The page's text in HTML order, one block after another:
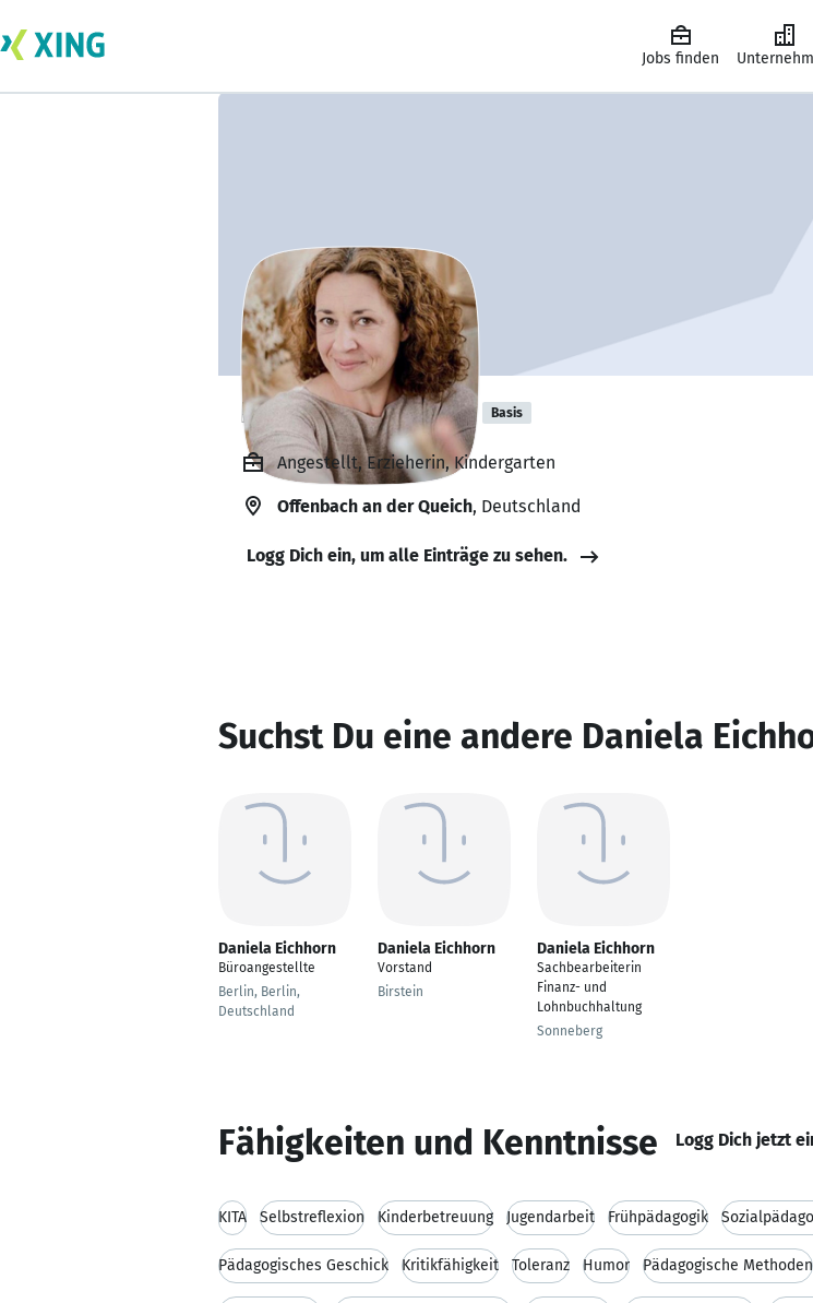
Jobs finden
Daniela Eichhorn Basis
Angestellt, Erzieherin, Kindergarten
Offenbach an der Queich, Deutschland
Logg Dich ein, um alle Einträge zu sehen.
Suchst Du eine andere Daniela
Daniela Eichhorn
Büroangestellte
Berlin, Berlin,
Deutschland
Daniela Eichhorn
Vorstand
Birstein
Daniela Eichhorn
Sachbearbeiterin
Finanz- und
Lohnbuchhaltung
Sonneberg
Fähigkeiten und Kenntnisse Logg Dich jetzt
KITA Selbstreflexion Kinderbetreuung Jugendarbeit Frühpädagogik
Pädagogisches Geschick Kritikfähigkeit Toleranz Humor Pädagogische Methoden